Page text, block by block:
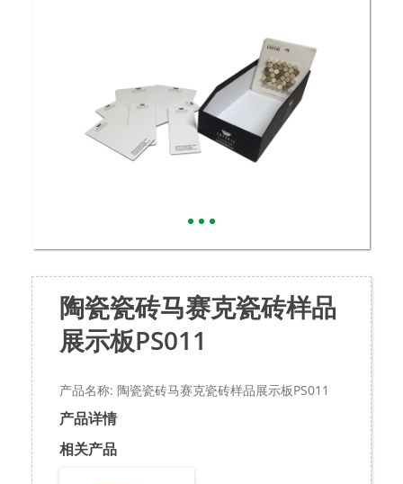
陶瓷瓷砖马赛克瓷砖样品
展示板PS011
产品名称: 陶瓷瓷砖马赛克瓷砖样品展示板PS011
产品详情
相关产品